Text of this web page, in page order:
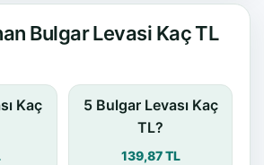
Bulgar Levasi Kaç TL
Kaç
5 Bulgar Levası Kaç
TL?
139,87 TL